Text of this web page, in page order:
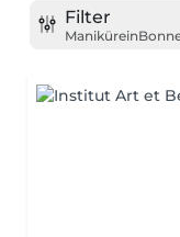
Filter
Manikürein